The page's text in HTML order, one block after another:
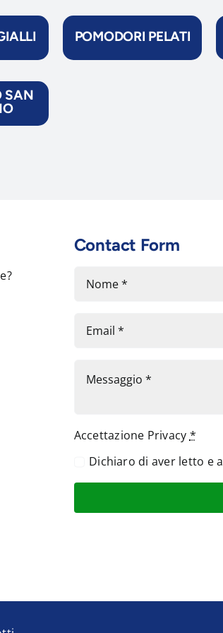
POMODORI PELATI
SAN
Contact Form
Accettazione Privacy *
Dichiaro di aver letto e